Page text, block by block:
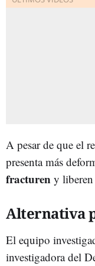
A pesar de que el
presenta más
fracturen y
Alternativa
El equipo
investigadora del